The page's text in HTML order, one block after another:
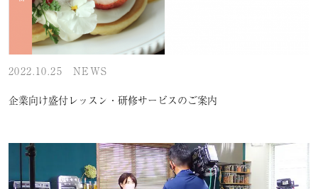
2022.10.25 NEWS
企業向け盛付レッスン・研修サービスのご案内